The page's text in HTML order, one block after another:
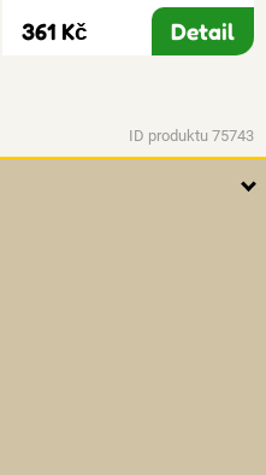
361 Kč Detail
ID produktu 75743